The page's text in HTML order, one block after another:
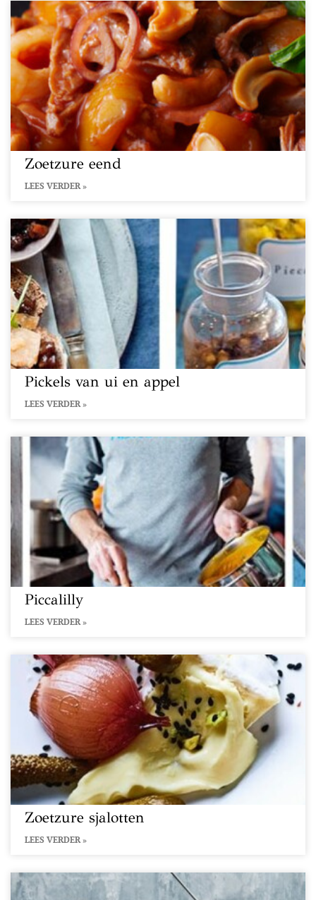
Zoetzure eend
LEES VERDER »
Pickels van ui en appel
LEES VERDER »
Piccalilly
LEES VERDER »
Zoetzure sjalotten
LEES VERDER »